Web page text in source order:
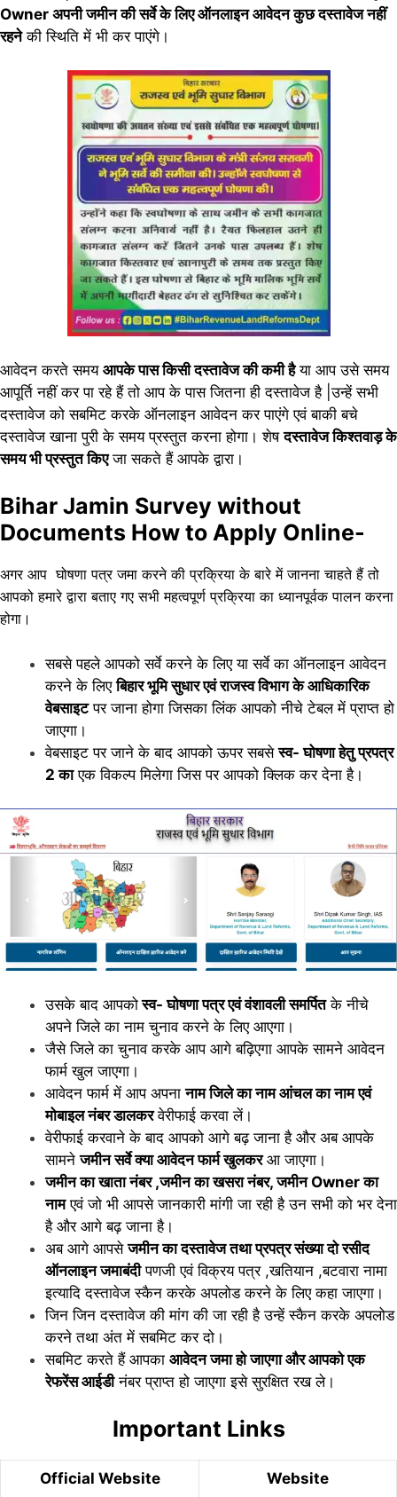
Owner अपनी जमीन की सर्वे के लिए ऑनलाइन आवेदन कुछ दस्तावेज नहीं
रहनेकी स्थिति में भी कर पाएंगे।
आवेदन करते समय आपके पास किसी दस्तावेज की कमी हैया आप उसे समय
आपूर्ति नहीं कर पा रहे हैं तो आप के पास जितना ही दस्तावेज है |उन्हें सभी
दस्तावेज को सबमिट करके ऑनलाइन आवेदन कर पाएंगे एवं बाकी बचे
दस्तावेज खाना पुरी के समय प्रस्तुत करना होगा। शेषदस्तावेज किश्तवाड़ के
समय भी प्रस्तुत किएजा सकते हैं आपके द्वारा।
Bihar Jamin Survey without
Documents How to Apply Online-
अगर आप घोषणा पत्र जमा करने की प्रक्रिया के बारे में जानना चाहते हैं तो
आपको हमारे द्वारा बताए गए सभी महत्वपूर्ण प्रक्रिया का ध्यानपूर्वक पालन करना
होगा।
सबसे पहले आपको सर्वे करने के लिए या सर्वे का ऑनलाइन आवेदन
करने के लिएबिहार भूमि सुधार एवं राजस्व विभाग के आधिकारिक
वेबसाइटपर जाना होगा जिसका लिंक आपको नीचे टेबल में प्राप्त हो
जाएगा।
वेबसाइट पर जाने के बाद आपको ऊपर सबसेस्व- घोषणा हेतु प्रपत्र
2 काएक विकल्प मिलेगा जिस पर आपको क्लिक कर देना है।
उसके बाद आपकोस्व- घोषणा पत्र एवं वंशावली समर्पितके नीचे
अपने जिले का नाम चुनाव करने के लिए आएगा।
जैसे जिले का चुनाव करके आप आगे बढ़िएगा आपके सामने आवेदन
फार्म खुल जाएगा।
आवेदन फार्म में आप अपनानाम जिले का नाम आंचल का नाम एवं
मोबाइल नंबर डालकरवेरीफाई करवा लें।
वेरीफाई करवाने के बाद आपको आगे बढ़ जाना है और अब आपके
सामनेजमीन सर्वे क्या आवेदन फार्म खुलकरआ जाएगा।
जमीन का खाता नंबर ,जमीन का खसरा नंबर, जमीन Owner का
नामएवं जो भी आपसे जानकारी मांगी जा रही है उन सभी को भर देना
है और आगे बढ़ जाना है।
अब आगे आपसेजमीन का दस्तावेज तथा प्रपत्र संख्या दो रसीद
ऑनलाइन जमाबंदीपणजी एवं विक्रय पत्र ,खतियान ,बटवारा नामा
इत्यादि दस्तावेज स्कैन करके अपलोड करने के लिए कहा जाएगा।
जिन जिन दस्तावेज की मांग की जा रही है उन्हें स्कैन करके अपलोड
करने तथा अंत में सबमिट कर दो।
सबमिट करते हैं आपका आवेदन जमा हो जाएगा और आपको एक
रेफरेंस आईडीनंबर प्राप्त हो जाएगा इसे सुरक्षित रख ले।
Important Links
Official Website Website